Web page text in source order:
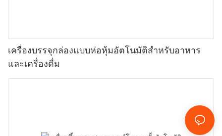
เครื่องบรรจุกล่องแบบห่อหุ้มอัตโนมัติสำหรับอาหาร
และเครื่องดื่ม